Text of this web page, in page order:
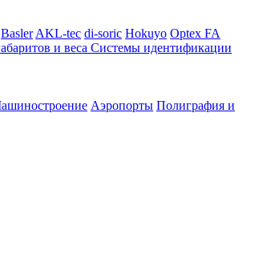
Basler AKL-tec di-soric Hokuyo Optex FA
и веса Системы идентификации
Аэропорты Полиграфия и